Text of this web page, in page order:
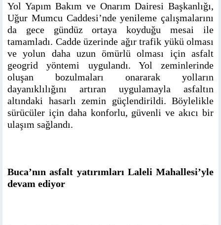
Yol Yapım Bakım ve Onarım Dairesi Başkanlığı,
Uğur Mumcu Caddesi’nde yenileme çalışmalarını
da gece gündüz ortaya koyduğu mesai ile
tamamladı. Cadde üzerinde ağır trafik yükü olması
ve yolun daha uzun ömürlü olması için asfalt
geogrid yöntemi uygulandı. Yol zeminlerinde
oluşan bozulmaları onararak yolların
dayanıklılığını artıran uygulamayla asfaltın
altındaki hasarlı zemin güçlendirildi. Böylelikle
sürücüler için daha konforlu, güvenli ve akıcı bir
ulaşım sağlandı.
Buca’nın asfalt yatırımları Laleli Mahallesi’yle
devam ediyor